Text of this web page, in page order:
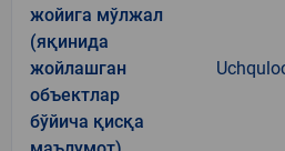
жойига мўлжал
(яқинида
жойлашган
объектлар
бўйича қисқа